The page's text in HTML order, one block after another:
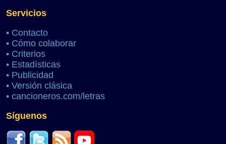
Servicios
• Contacto
• Cómo colaborar
• Criterios
• Estadísticas
• Publicidad
• Versión clásica
• cancioneros.com/letras
Síguenos